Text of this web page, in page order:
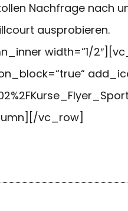
Nachfrage nach
ausprobieren.
width=“1/
vc_row]